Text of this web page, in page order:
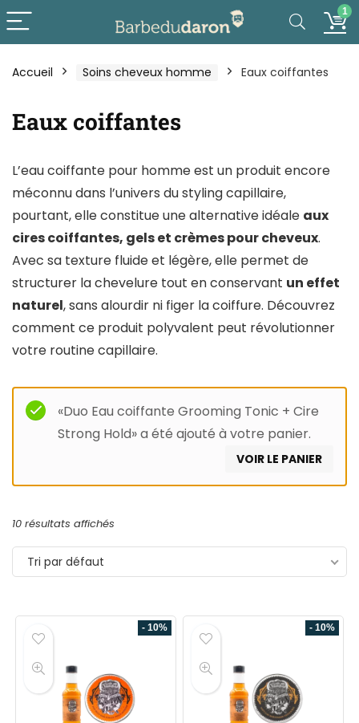
1
Accueil Soins cheveux homme Eaux coiffantes
Eaux coiffantes
L’eau coiffante pour homme est un produit encore
méconnu dans l’univers du styling capillaire,
pourtant, elle constitue une alternative idéale aux
cires coiffantes, gels et crèmes pour cheveux.
Avec sa texture fluide et légère, elle permet de
structurer la chevelure tout en conservant un effet
naturel, sans alourdir ni figer la coiffure. Découvrez
comment ce produit polyvalent peut révolutionner
votre routine capillaire.
«Duo Eau coiffante Grooming Tonic + Cire
Strong Hold» a été ajouté à votre panier.
VOIR LE PANIER
10 résultats affichés
Tri par défaut
- 10% - 10%